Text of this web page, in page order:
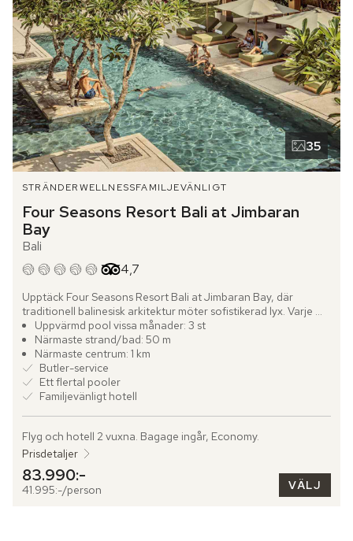
35
STRÄNDERWELLNESSFAMILJEVÄNLIGT
Four Seasons Resort Bali at Jimbaran
Bay
Bali
4,7
Betyg från Tripadvisor: 4.7 of 5
Upptäck Four Seasons Resort Bali at Jimbaran Bay, där
traditionell balinesisk arkitektur möter sofistikerad lyx. Varje
villa är en privat tillflykt med egen pool, solstolar och lummiga
trädgårdar som ramar in en atmosfär av stillhet. Från terrassen
breder en hänförande utsikt över havet ut sig, en scen som
bjuder in till ro och reflektion. En dedikerad butler för varje villa
förhöjer vistelsen genom att arrangera exklusiva middagar,
skräddarsydda utflykter och aktiviteter med omsorgsfull
Healing Village Spa erbjuder en holistisk upplevelse där
modern teknologi förenas med balinesiska traditioner.
Kryoterapi revitaliserar kroppen, helkroppsmassage löser upp
spänningar och ljudterapi återställer balans och harmoni. Den
rofyllda trädgårdsmiljön fördjupar avkopplingen och skapar en
Uppvärmd pool vissa månader: 3 st
Närmaste strand/bad: 50 m
Närmaste centrum: 1 km
Butler-service
Ett flertal pooler
Familjevänligt hotell
Flyg och hotell 2 vuxna. Bagage ingår, Economy.
Prisdetaljer
83.990:-
41.995:-/person VÄLJ